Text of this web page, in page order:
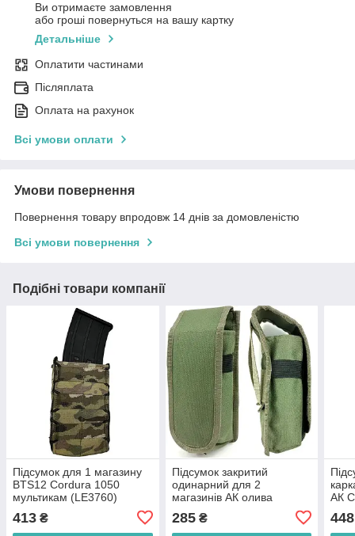
Ви отримаєте замовлення
або гроші повернуться на вашу картку
Детальніше
Оплатити частинами
Післяплата
Оплата на рахунок
Всі умови оплати
Умови повернення
Повернення товару впродовж 14 днів за домовленістю
Всі умови повернення
Подібні товари компанії
Підсумок для 1 магазину
BTS12 Cordura 1050
мультикам (LE3760)
413 ₴
Підсумок закритий
одинарний для 2
магазинів АК олива
285₴
АК
448